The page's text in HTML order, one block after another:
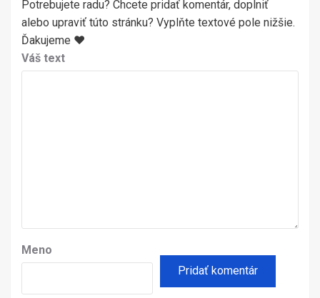
Potrebujete radu? Chcete pridať komentár, doplniť
alebo upraviť túto stránku? Vyplňte textové pole nižšie.
Ďakujeme ♥
Váš text
Meno